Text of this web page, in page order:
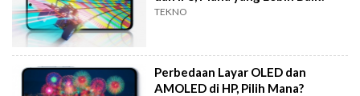
TEKNO
Perbedaan Layar OLED dan
AMOLED di HP, Pilih Mana?